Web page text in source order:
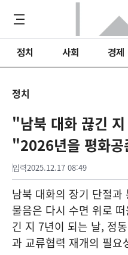
정치 사회 경제
정치
"남북 대화 끊긴
"2026년을 평화
입력2025.12.17 08:49
남북 대화의 장기 단절
물음은 다시 수면 위로
긴 지 7년이 되는 날, 정
과 교류협력 재개의 필요